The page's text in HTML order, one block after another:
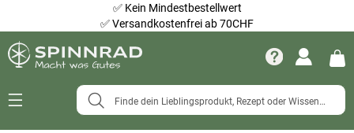
✅ Kein Mindestbestellwert
✅Versandkostenfrei ab 70CHF
Navigation